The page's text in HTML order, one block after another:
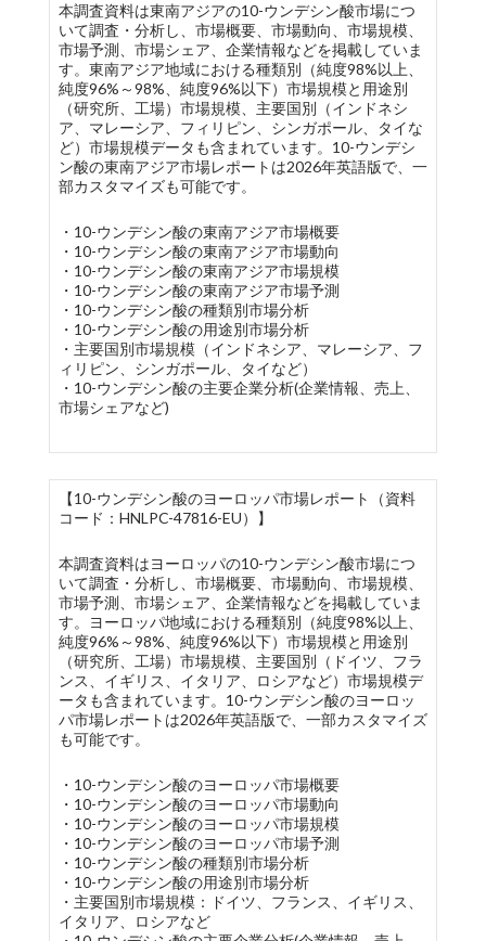
本調査資料は東南アジアの10-ウンデシン酸市場につ
いて調査・分析し、市場概要、市場動向、市場規模、
市場予測、市場シェア、企業情報などを掲載していま
す。東南アジア地域における種類別（純度98%以上、
純度96%～98%、純度96%以下）市場規模と用途別
（研究所、工場）市場規模、主要国別（インドネシ
ア、マレーシア、フィリピン、シンガポール、タイな
ど）市場規模データも含まれています。10-ウンデシ
ン酸の東南アジア市場レポートは2026年英語版で、一
部カスタマイズも可能です。
・10-ウンデシン酸の東南アジア市場概要
・10-ウンデシン酸の東南アジア市場動向
・10-ウンデシン酸の東南アジア市場規模
・10-ウンデシン酸の東南アジア市場予測
・10-ウンデシン酸の種類別市場分析
・10-ウンデシン酸の用途別市場分析
・主要国別市場規模（インドネシア、マレーシア、フ
ィリピン、シンガポール、タイなど）
・10-ウンデシン酸の主要企業分析(企業情報、売上、
市場シェアなど)
【10-ウンデシン酸のヨーロッパ市場レポート（資料
コード：HNLPC-47816-EU）】
本調査資料はヨーロッパの10-ウンデシン酸市場につ
いて調査・分析し、市場概要、市場動向、市場規模、
市場予測、市場シェア、企業情報などを掲載していま
す。ヨーロッパ地域における種類別（純度98%以上、
純度96%～98%、純度96%以下）市場規模と用途別
（研究所、工場）市場規模、主要国別（ドイツ、フラ
ンス、イギリス、イタリア、ロシアなど）市場規模デ
ータも含まれています。10-ウンデシン酸のヨーロッ
パ市場レポートは2026年英語版で、一部カスタマイズ
も可能です。
・10-ウンデシン酸のヨーロッパ市場概要
・10-ウンデシン酸のヨーロッパ市場動向
・10-ウンデシン酸のヨーロッパ市場規模
・10-ウンデシン酸のヨーロッパ市場予測
・10-ウンデシン酸の種類別市場分析
・10-ウンデシン酸の用途別市場分析
・主要国別市場規模：ドイツ、フランス、イギリス、
イタリア、ロシアなど